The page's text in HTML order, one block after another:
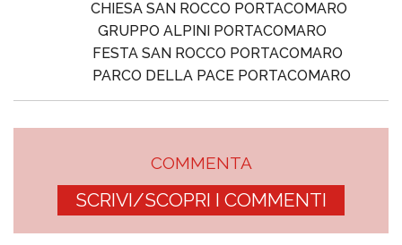
CHIESA SAN ROCCO PORTACOMARO
GRUPPO ALPINI PORTACOMARO
FESTA SAN ROCCO PORTACOMARO
PARCO DELLA PACE PORTACOMARO
COMMENTA
SCRIVI/SCOPRI I COMMENTI